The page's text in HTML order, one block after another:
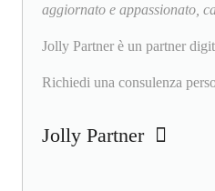
aggiornato e appassionato,
Jolly Partner è un partner
Richiedi una consulenza
Jolly Partner